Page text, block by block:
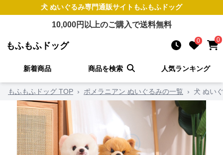
犬 ぬいぐるみ専門通販サイト もふもふドッグ
10,000円以上のご購入で送料無料
もふもふドッグ 0 0
新着商品 商品を検索 人気ランキング
もふもふドッグ TOP › ポメラニアン ぬいぐるみの一覧 › 犬 ぬい